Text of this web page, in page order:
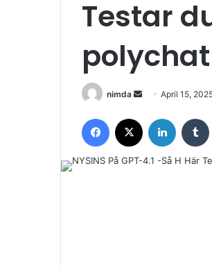
Testar
polychat
nimda
Send
email
April 15,
Facebook LinkedIn